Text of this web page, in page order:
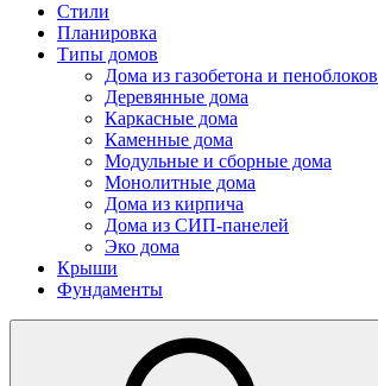
Стили
Планировка
Типы домов
Дома из газобетона и пеноблоков
Деревянные дома
Каркасные дома
Каменные дома
Модульные и сборные дома
Монолитные дома
Дома из кирпича
Дома из СИП-панелей
Эко дома
Крыши
Фундаменты